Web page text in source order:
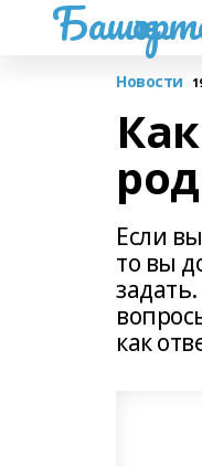
Новости
Если
то вы
как